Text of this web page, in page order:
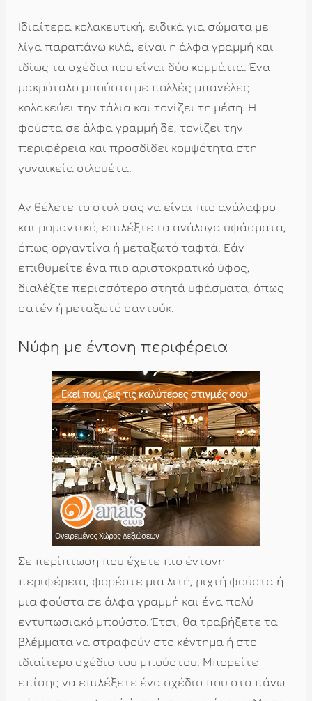
Ιδιαίτερα κολακευτική, ειδικά για σώματα με
λίγα παραπάνω κιλά, είναι η άλφα γραμμή και
ιδίως τα σχέδια που είναι δύο κομμάτια. Ένα
μακρόταλο μπούστο με πολλές μπανέλες
κολακεύει την τάλια και τονίζει τη μέση. Η
φούστα σε άλφα γραμμή δε, τονίζει την
περιφέρεια και προσδίδει κομψότητα στη
γυναικεία σιλουέτα.
Αν θέλετε το στυλ σας να είναι πιο ανάλαφρο
και ρομαντικό, επιλέξτε τα ανάλογα υφάσματα,
όπως οργαντίνα ή μεταξωτό ταφτά. Εάν
επιθυμείτε ένα πιο αριστοκρατικό ύφος,
διαλέξτε περισσότερο στητά υφάσματα, όπως
σατέν ή μεταξωτό σαντούκ.
Νύφη με έντονη περιφέρεια
Σε περίπτωση που έχετε πιο έντονη
περιφέρεια, φορέστε μια λιτή, ριχτή φούστα ή
μια φούστα σε άλφα γραμμή και ένα πολύ
εντυπωσιακό μπούστο. Έτσι, θα τραβήξετε τα
βλέμματα να στραφούν στο κέντημα ή στο
ιδιαίτερο σχέδιο του μπούστου. Μπορείτε
επίσης να επιλέξετε ένα σχέδιο που στο πάνω